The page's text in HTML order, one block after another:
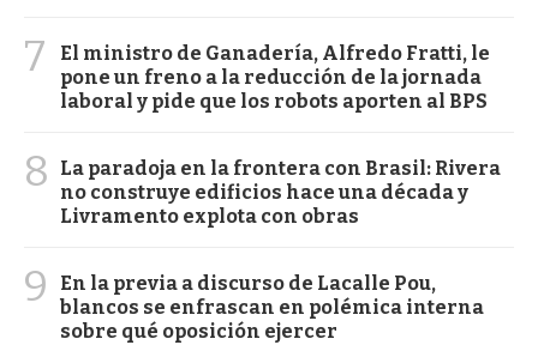
7
El ministro de Ganadería, Alfredo Fratti, le
pone un freno a la reducción de la jornada
laboral y pide que los robots aporten al BPS
8
La paradoja en la frontera con Brasil: Rivera
no construye edificios hace una década y
Livramento explota con obras
9
En la previa a discurso de Lacalle Pou,
blancos se enfrascan en polémica interna
sobre qué oposición ejercer